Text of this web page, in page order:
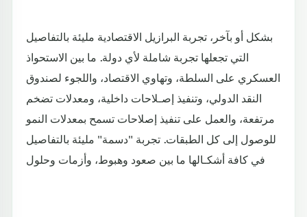
بشكل أو بآخر، تجربة البرازيل الاقتصادية مليئة بالتفاصيل
التي تجعلها تجربة شاملة لأي دولة. ما بين الاستحواذ
العسكري على السلطة، وتهاوي الاقتصاد، واللجوء لصندوق
النقد الدولي، وتنفيذ إصـلاحات داخلية، ومعدلات تضخم
مرتفعة، والعمل على تنفيذ إصلاحات تسمح بمعدلات النمو
للوصول إلى كل الطبقات. تجربة "دسمة" مليئة بالتفاصيل
في كافة أشكـالها ما بين صعود وهبوط، وأزمات وحلول